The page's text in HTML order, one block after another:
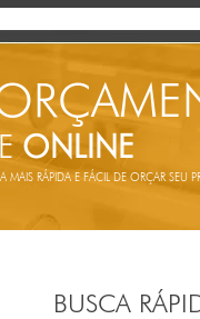
ONLINE
RÁPIDA E FÁCIL DE ORÇAR SEU
BUSCA